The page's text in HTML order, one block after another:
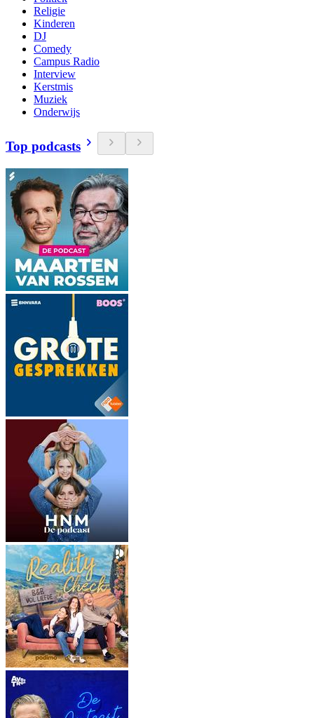
Religie
Kinderen
DJ
Comedy
Campus Radio
Interview
Kerstmis
Muziek
Onderwijs
Top podcasts